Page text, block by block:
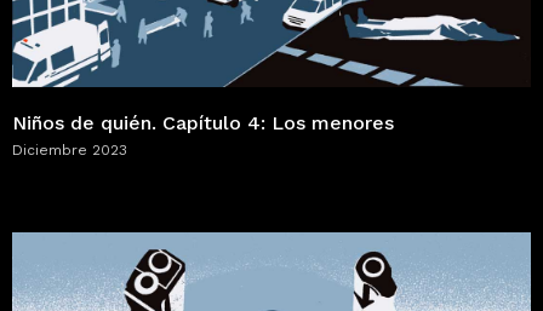
Niños de quién. Capítulo 4: Los menores
Diciembre 2023